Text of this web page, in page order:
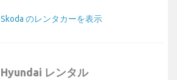
Skoda のレンタカーを表示
Hyundai レンタル